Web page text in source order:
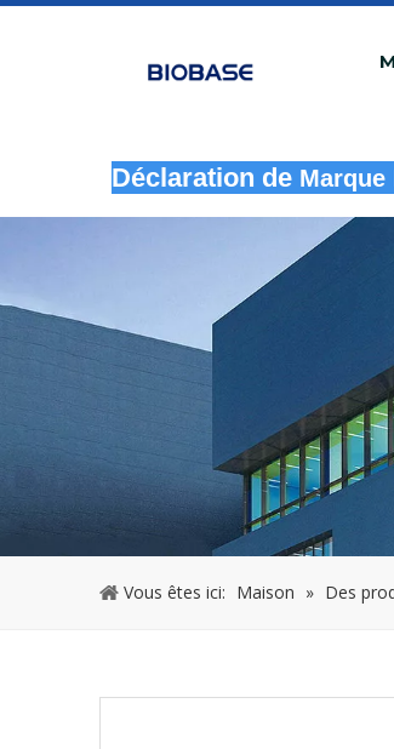
Déclaration de Marque
Vous êtes ici: Maison » Des